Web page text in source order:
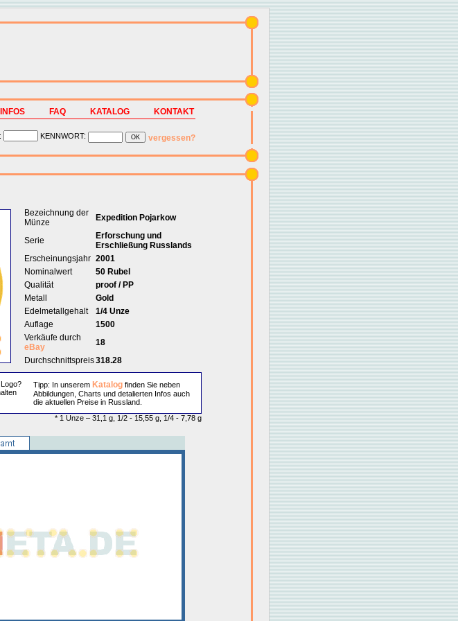
INFOS FAQ KATALOG KONTAKT
KENNWORT: vergessen?
Bezeichnung der
Münze
Expedition Pojarkow
Serie
Erforschung und
Erschließung Russlands
Erscheinungsjahr 2001
Nominalwert
50 Rubel
Qualität
proof / PP
Metall
Gold
Edelmetallgehalt
1/4 Unze
Auflage
1500
Verkäufe durch
eBay
18
Durchschnittspreis318.28
Tipp: In unserem Katalogfinden Sie neben
Abbildungen, Charts und detalierten Infos auch
die aktuellen Preise in Russland.
* 1 Unze – 31,1 g, 1/2 - 15,55 g, 1/4 - 7,78 g